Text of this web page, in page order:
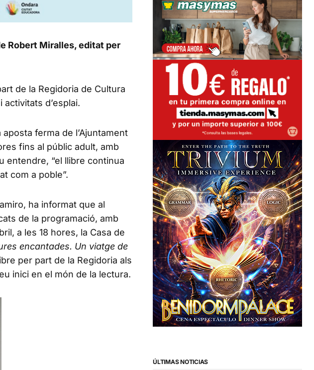
Robert Miralles, editat per
de la Regidoria de Cultura
d’esplai.
aposta ferma de l’Ajuntament
fins al públic adult, amb
entendre, “el llibre continua
com a poble”.
ha informat que al
de la programació, amb
a les 18 hores, la Casa de
encantades. Un viatge de
per part de la Regidoria als
inici en el món de la lectura.
ÚLTIMAS NOTICIAS